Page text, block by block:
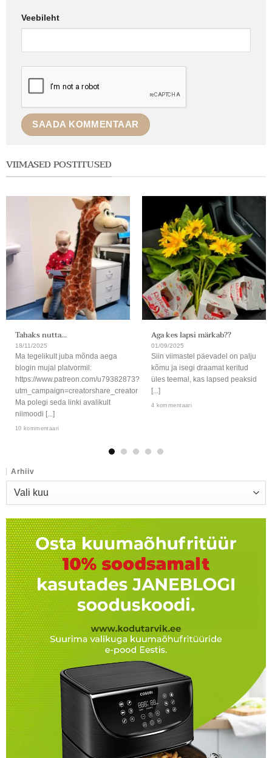
Veebileht
VIIMASED POSTITUSED
Tahaks nutta…
18/11/2025
Ma tegelikult juba mõnda aega
blogin mujal platvormil:
https://www.patreon.com/u79382873?
utm_campaign=creatorshare_creator
Ma polegi seda linki avalikult
niimoodi [...]
10 kommentaari
Aga kes lapsi märkab??
01/09/2025
Siin viimastel päevadel on palju
kõmu ja isegi draamat keritud
üles teemal, kas lapsed peaksid
[...]
4 kommentaari
Arhiiv
Arhiiv